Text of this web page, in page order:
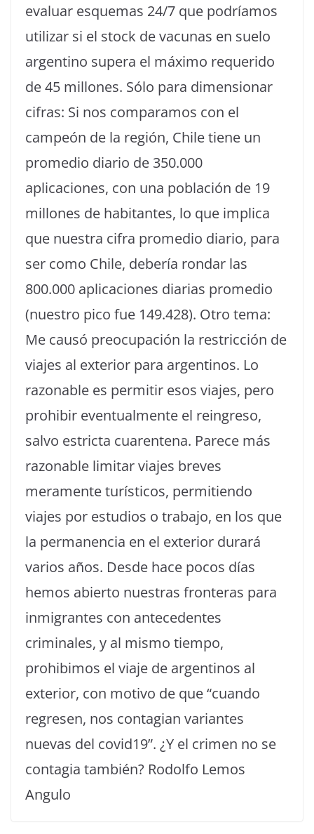
evaluar esquemas 24/7 que podríamos
utilizar si el stock de vacunas en suelo
argentino supera el máximo requerido
de 45 millones. Sólo para dimensionar
cifras: Si nos comparamos con el
campeón de la región, Chile tiene un
promedio diario de 350.000
aplicaciones, con una población de 19
millones de habitantes, lo que implica
que nuestra cifra promedio diario, para
ser como Chile, debería rondar las
800.000 aplicaciones diarias promedio
(nuestro pico fue 149.428). Otro tema:
Me causó preocupación la restricción de
viajes al exterior para argentinos. Lo
razonable es permitir esos viajes, pero
prohibir eventualmente el reingreso,
salvo estricta cuarentena. Parece más
razonable limitar viajes breves
meramente turísticos, permitiendo
viajes por estudios o trabajo, en los que
la permanencia en el exterior durará
varios años. Desde hace pocos días
hemos abierto nuestras fronteras para
inmigrantes con antecedentes
criminales, y al mismo tiempo,
prohibimos el viaje de argentinos al
exterior, con motivo de que “cuando
regresen, nos contagian variantes
nuevas del covid19”. ¿Y el crimen no se
contagia también? Rodolfo Lemos
Angulo